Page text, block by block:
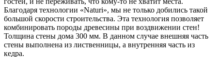
Благодаря технологии «Naturi», мы не только добились такой
большой скорости строительства. Эта технология позволяет
комбинировать породы древесины при воздвижении стен!
Толщина стены дома 300 мм. В данном случае внешняя часть
стены выполнена из лиственницы, а внутренняя часть из
кедра.